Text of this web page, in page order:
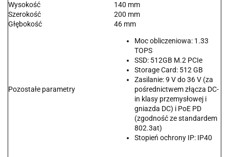
Wysokość
140 mm
Szerokość
200 mm
Głębokość
46 mm
Pozostałe parametry
Moc obliczeniowa: 1.33
TOPS
SSD: 512GB M.2 PCIe
Storage Card: 512 GB
Zasilanie: 9 V do 36 V (za
pośrednictwem złącza DC-
in klasy przemysłowej i
gniazda DC) i PoE PD
(zgodność ze standardem
802.3at)
Stopień ochrony IP: IP40